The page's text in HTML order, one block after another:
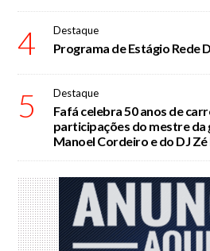
4 Destaque
Programa de Estágio Rede
5 Destaque
Fafá celebra 50 anos de
participações do mestre
Manoel Cordeiro e do DJ